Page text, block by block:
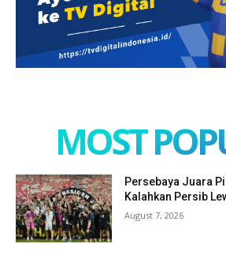
MOST
Persebaya Juara
Kalahkan Persib
August 7, 2026